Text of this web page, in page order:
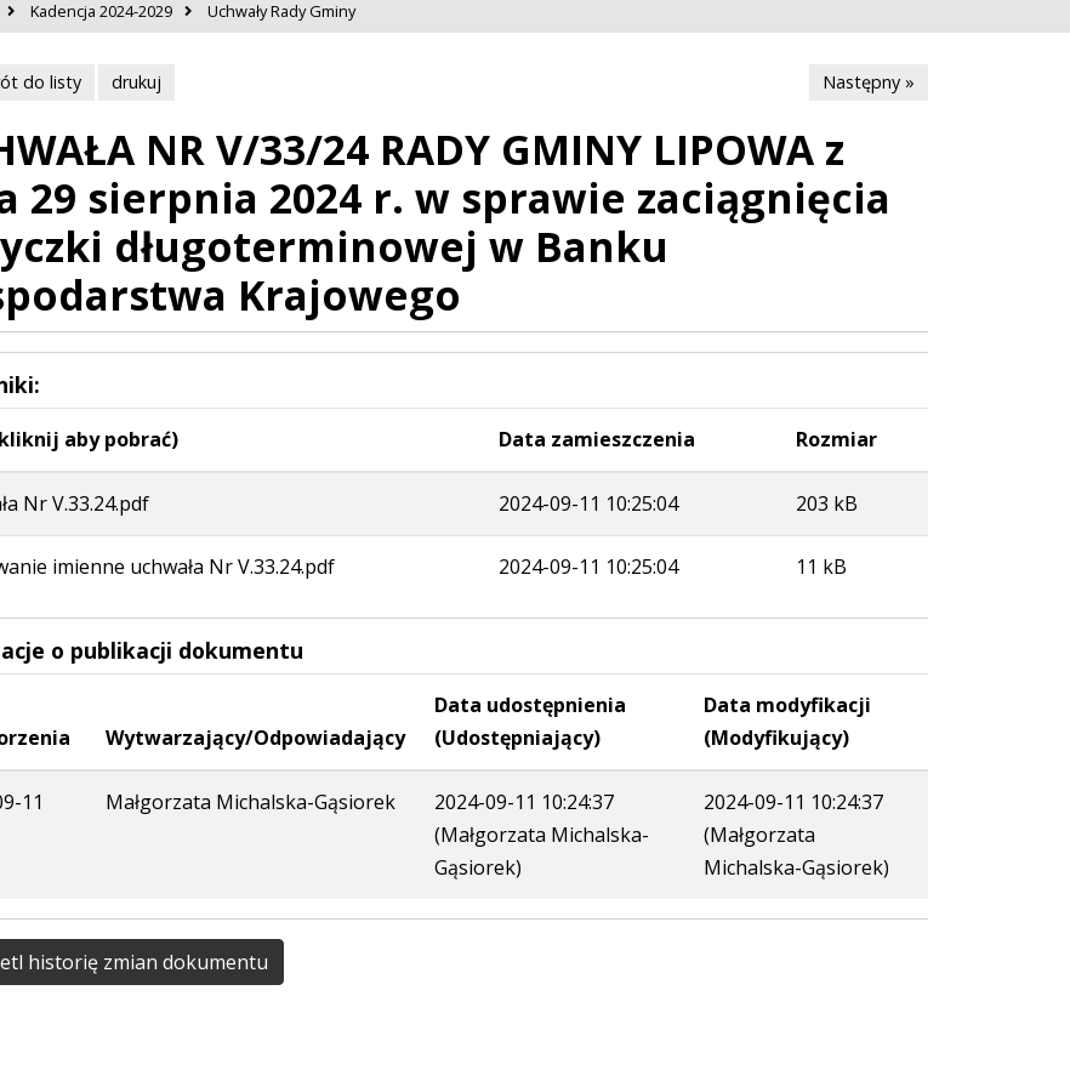
Kadencja 2024-2029 Uchwały Rady Gminy
do listy drukuj Następny »
NR V/33/24 RADY GMINY LIPOWA z
29 sierpnia 2024 r. w sprawie zaciągnięcia
długoterminowej w Banku
Krajowego
aby pobrać) Data zamieszczenia Rozmiar
Nr V.33.24.pdf 2024-09-11 10:25:04 203 kB
imienne uchwała Nr V.33.24.pdf 2024-09-11 10:25:04 11 kB
o publikacji dokumentu
Wytwarzający/Odpowiadający
Data udostępnienia
(Udostępniający)
Data modyfikacji
(Modyfikujący)
11 Małgorzata Michalska-Gąsiorek
2024-09-11 10:24:37
(Małgorzata Michalska-
Gąsiorek)
2024-09-11 10:24:37
(Małgorzata
Michalska-Gąsiorek)
historię zmian dokumentu